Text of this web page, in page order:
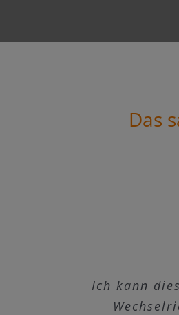
Das
Anlagen auf
Ich kann
Ich habe